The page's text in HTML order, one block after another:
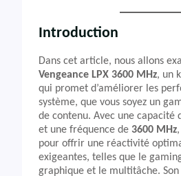
Introduction
Dans cet article, nous allons
Vengeance LPX 3600 MHz, un
qui promet d’améliorer les
système, que vous soyez un
de contenu. Avec une capacité
et une fréquence de 3600 MHz
pour offrir une réactivité
exigeantes, telles que le
graphique et le multitâche. Son